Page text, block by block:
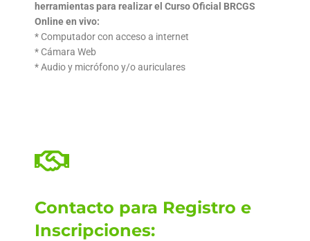
herramientaspara realizar el Curso Oficial BRCGS
Online en vivo:
* Computador con acceso a internet
* Cámara Web
* Audio y micrófono y/o auriculares
Contacto para Registro e
Inscripciones: